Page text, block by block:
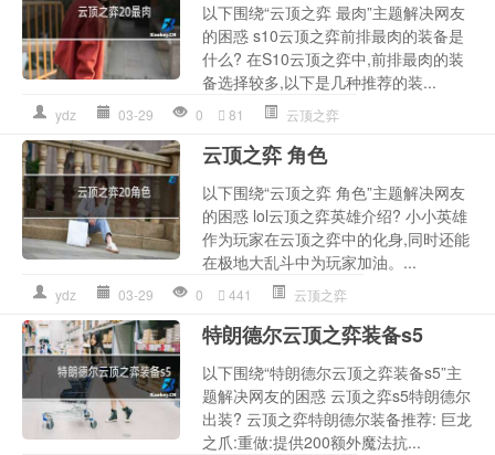
以下围绕“云顶之弈 最肉”主题解决网友
的困惑 s10云顶之弈前排最肉的装备是
什么? 在S10云顶之弈中,前排最肉的装
备选择较多,以下是几种推荐的装...
ydz 03-29 0 81 云顶之弈
云顶之弈 角色
以下围绕“云顶之弈 角色”主题解决网友
的困惑 lol云顶之弈英雄介绍? 小小英雄
作为玩家在云顶之弈中的化身,同时还能
在极地大乱斗中为玩家加油。...
ydz 03-29 0 441 云顶之弈
特朗德尔云顶之弈装备s5
以下围绕“特朗德尔云顶之弈装备s5”主
题解决网友的困惑 云顶之弈s5特朗德尔
出装? 云顶之弈特朗德尔装备推荐: 巨龙
之爪:重做:提供200额外魔法抗...